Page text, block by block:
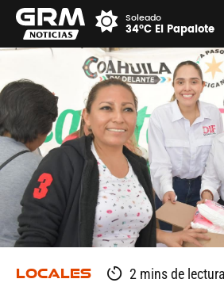
Soleado
34°C El Papalote
LOCALES 2 mins de lectura